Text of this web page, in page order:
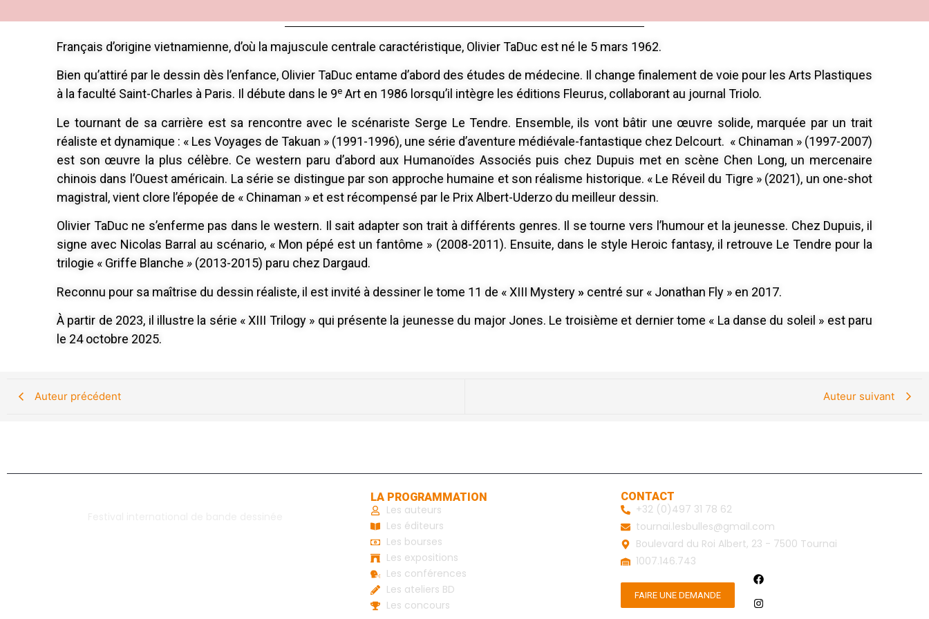
Français d’origine vietnamienne, d’où la majuscule centrale caractéristique, Olivier TaDuc est né le 5 mars 1962.
Bien qu’attiré par le dessin dès l’enfance, Olivier TaDuc entame d’abord des études de médecine. Il change finalement de voie pour les Arts Plastiques
à la faculté Saint-Charles à Paris. Il débute dans le 9e Art en 1986 lorsqu’il intègre les éditions Fleurus, collaborant au journal Triolo.
Le tournant de sa carrière est sa rencontre avec le scénariste Serge Le Tendre. Ensemble, ils vont bâtir une œuvre solide, marquée par un trait
réaliste et dynamique : « Les Voyages de Takuan » (1991-1996), une série d’aventure médiévale-fantastique chez Delcourt. « Chinaman » (1997-2007)
est son œuvre la plus célèbre. Ce western paru d’abord aux Humanoïdes Associés puis chez Dupuis met en scène Chen Long, un mercenaire
chinois dans l’Ouest américain. La série se distingue par son approche humaine et son réalisme historique. « Le Réveil du Tigre » (2021), un one-shot
magistral, vient clore l’épopée de « Chinaman » et est récompensé par le Prix Albert-Uderzo du meilleur dessin.
Olivier TaDuc ne s’enferme pas dans le western. Il sait adapter son trait à différents genres. Il se tourne vers l’humour et la jeunesse. Chez Dupuis, il
signe avec Nicolas Barral au scénario, « Mon pépé est un fantôme » (2008-2011). Ensuite, dans le style Heroic fantasy, il retrouve Le Tendre pour la
trilogie « Griffe Blanche » (2013-2015) paru chez Dargaud.
Reconnu pour sa maîtrise du dessin réaliste, il est invité à dessiner le tome 11 de « XIII Mystery » centré sur « Jonathan Fly » en 2017.
À partir de 2023, il illustre la série « XIII Trilogy » qui présente la jeunesse du major Jones. Le troisième et dernier tome « La danse du soleil » est paru
le 24 octobre 2025.
Auteur précédent Auteur suivant
LA PROGRAMMATION
Les auteurs
Les éditeurs
Les bourses
Les expositions
Les conférences
Les ateliers BD
Les concours
CONTACT
+32 (0)497 31 78 62
tournai.lesbulles@gmail.com
Boulevard du Roi Albert, 23 - 7500 Tournai
1007.146.743
FAIRE UNE DEMANDE